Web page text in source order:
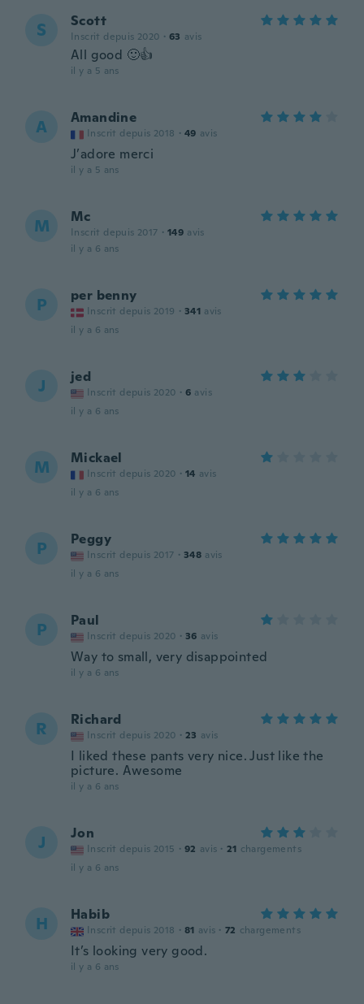
S Scott
Inscrit depuis 2020 · 63 avis
All good 🙂👍
il y a 5 ans
A Amandine
Inscrit depuis 2018 · 49 avis
J’adore merci
il y a 5 ans
M Mc
Inscrit depuis 2017 · 149 avis
il y a 6 ans
P per benny
Inscrit depuis 2019 · 341 avis
il y a 6 ans
J jed
Inscrit depuis 2020 · 6 avis
il y a 6 ans
M Mickael
Inscrit depuis 2020 · 14 avis
il y a 6 ans
P Peggy
Inscrit depuis 2017 · 348 avis
il y a 6 ans
P Paul
Inscrit depuis 2020 · 36 avis
Way to small, very disappointed
il y a 6 ans
R Richard
Inscrit depuis 2020 · 23 avis
I liked these pants very nice. Just like the
picture. Awesome
il y a 6 ans
J Jon
Inscrit depuis 2015 · 92 avis · 21 chargements
il y a 6 ans
H Habib
Inscrit depuis 2018 · 81 avis · 72 chargements
It’s looking very good.
il y a 6 ans